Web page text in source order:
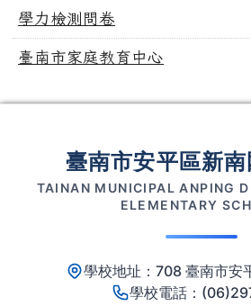
學力檢測問卷
臺南市家庭教育中心
臺南市安平區新
TAINAN MUNICIPAL ANPING
ELEMENTARY
學校地址：708 臺南市安
學校電話：